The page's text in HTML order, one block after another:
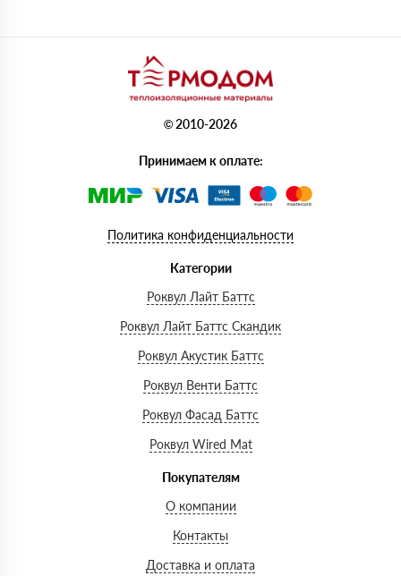
© 2010-2026
Принимаем к оплате:
Политика конфиденциальности
Категории
Роквул Лайт Баттс
Роквул Лайт Баттс Скандик
Роквул Акустик Баттс
Роквул Венти Баттс
Роквул Фасад Баттс
Роквул Wired Mat
Покупателям
О компании
Контакты
Доставка и оплата